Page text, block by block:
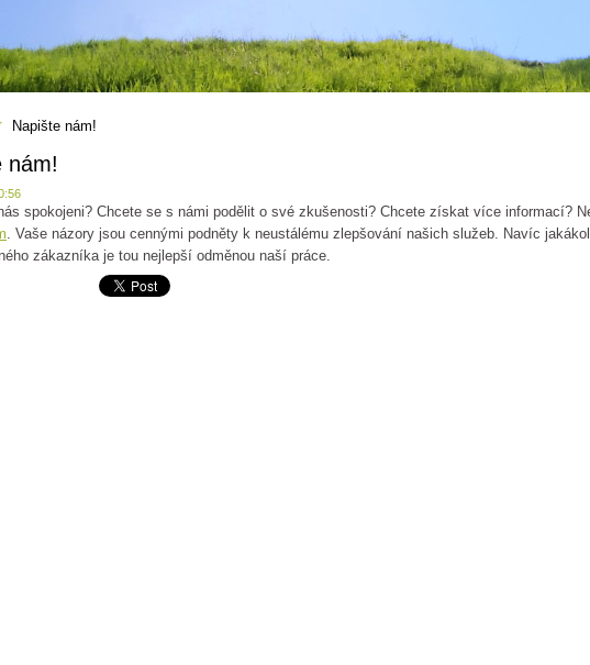
Napište nám!
nám!
spokojeni? Chcete se s námi podělit o své zkušenosti? Chcete získat více informací?
. Vaše názory jsou cennými podněty k neustálému zlepšování našich služeb. Navíc
zákazníka je tou nejlepší odměnou naší práce.